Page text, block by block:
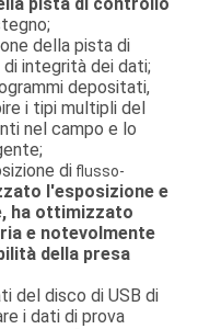
pista di controllo
della pista di
integrità dei dati;
depositati,
i tipi multipli del
nel campo e lo
diflusso-
l'esposizione e
ha ottimizzato
e notevolmente
della presa
del disco di USB di
i dati di prova